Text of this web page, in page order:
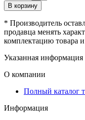
В корзину
* Производитель
продавца менять
комплектацию товара
Указанная информация
О компании
Полный каталог
Информация